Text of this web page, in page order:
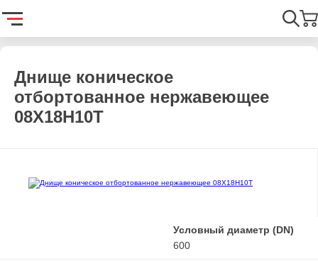
Найти
Главная
Днище коническое
отбортованное нержавеющее
08Х18Н10Т
Условный диаметр (DN)
600